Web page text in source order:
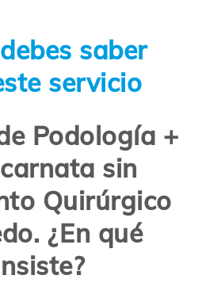
saber
servicio
Podología +
sin
Quirúrgico
¿En qué